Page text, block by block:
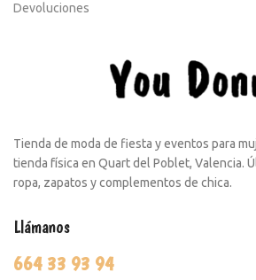
Devoluciones
Tienda de moda de fiesta y eventos para
tienda física en Quart del Poblet, Valencia.
ropa, zapatos y complementos de chica.
Llámanos
664 33 93 94